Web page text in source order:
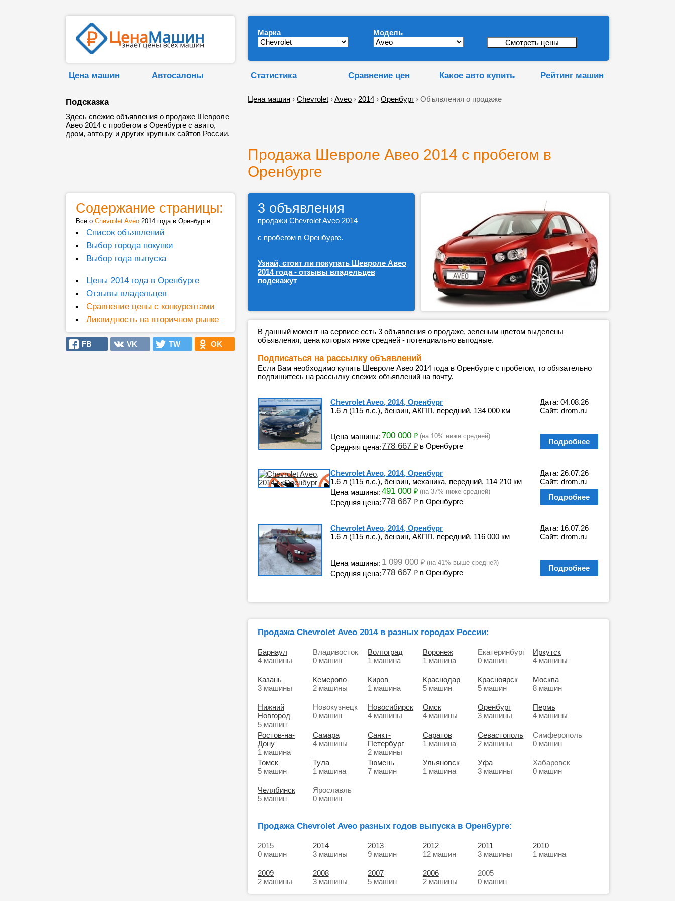
Марка Модель
Цена машин Автосалоны Статистика Сравнение цен Какое авто купить Рейтинг машин
Подсказка
Здесь свежие объявления о продаже Шевроле
Авео 2014 с пробегом в Оренбурге с авито,
дром, авто.ру и других крупных сайтов России.
Цена машин › Chevrolet ›Aveo › 2014 › Оренбург › Объявления о продаже
Продажа Шевроле Авео 2014 с пробегом в
Оренбурге
Содержание страницы:
Всё о Chevrolet Aveo 2014 года в Оренбурге
Список объявлений
Выбор города покупки
Выбор года выпуска
Цены 2014 года в Оренбурге
Отзывы владельцев
Сравнение цены с конкурентами
Ликвидность на вторичном рынке
FB VK TW OK
3 объявления
продажи Chevrolet Aveo 2014
с пробегом в Оренбурге.
Узнай, стоит ли покупать Шевроле Авео
2014 года - отзывы владельцев
подскажут
В данный момент на сервисе есть 3 объявления о продаже, зеленым цветом выделены
объявления, цена которых ниже средней - потенциально выгодные.
Подписаться на рассылку объявлений
Если Вам необходимо купить Шевроле Авео 2014 года в Оренбурге с пробегом, то обязательно
подпишитесь на рассылку свежих объявлений на почту.
Chevrolet Aveo, 2014, Оренбург
1.6 л (115 л.с.), бензин, АКПП, передний, 134 000 км
Дата: 04.08.26
Сайт: drom.ru
Цена машины:700 000 ₽ (на 10% ниже средней)
Средняя цена:778 667 ₽ в Оренбурге
Подробнее
Chevrolet Aveo, 2014, Оренбург
1.6 л (115 л.с.), бензин, механика, передний, 114 210 км
Дата: 26.07.26
Сайт: drom.ru
Цена машины:491 000 ₽ (на 37% ниже средней)
Средняя цена:778 667 ₽ в Оренбурге
Подробнее
Chevrolet Aveo, 2014, Оренбург
1.6 л (115 л.с.), бензин, АКПП, передний, 116 000 км
Дата: 16.07.26
Сайт: drom.ru
Цена машины: 1 099 000 ₽ (на 41% выше средней)
Средняя цена:778 667 ₽ в Оренбурге
Подробнее
Продажа Chevrolet Aveo 2014 в разных городах России:
Барнаул
4 машины
Владивосток
0 машин
Волгоград
1 машина
Воронеж
1 машина
Екатеринбург
0 машин
Иркутск
4 машины
Казань
3 машины
Кемерово
2 машины
Киров
1 машина
Краснодар
5 машин
Красноярск
5 машин
Москва
8 машин
Нижний
Новгород
5 машин
Новокузнецк
0 машин
Новосибирск
4 машины
Омск
4 машины
Оренбург
3 машины
Пермь
4 машины
Ростов-на-
Дону
1 машина
Самара
4 машины
Санкт-
Петербург
2 машины
Саратов
1 машина
Севастополь
2 машины
Симферополь
0 машин
Томск
5 машин
Тула
1 машина
Тюмень
7 машин
Ульяновск
1 машина
Уфа
3 машины
Хабаровск
0 машин
Челябинск
5 машин
Ярославль
0 машин
Продажа Chevrolet Aveo разных годов выпуска в Оренбурге:
2015
0 машин
2014
3 машины
2013
9 машин
2012
12 машин
2011
3 машины
2010
1 машина
2009
2 машины
2008
3 машины
2007
5 машин
2006
2 машины
2005
0 машин